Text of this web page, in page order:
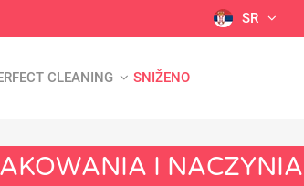
SR
CLEANING SNIŽENO
I